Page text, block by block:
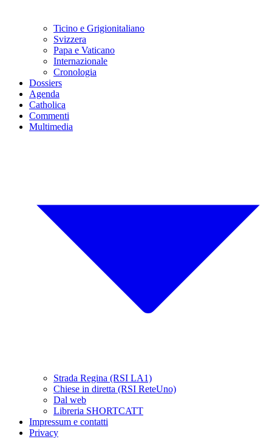
Ticino e Grigionitaliano
Svizzera
Papa e Vaticano
Internazionale
Cronologia
Dossiers
Agenda
Catholica
Commenti
Multimedia
Strada Regina (RSI LA1)
Chiese in diretta (RSI ReteUno)
Dal web
Libreria SHORTCATT
Impressum e contatti
Privacy